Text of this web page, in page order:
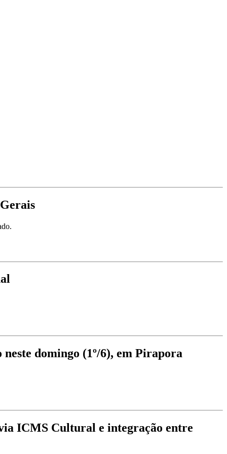
domingo (1º/6), em Pirapora
ICMS Cultural e integração entre